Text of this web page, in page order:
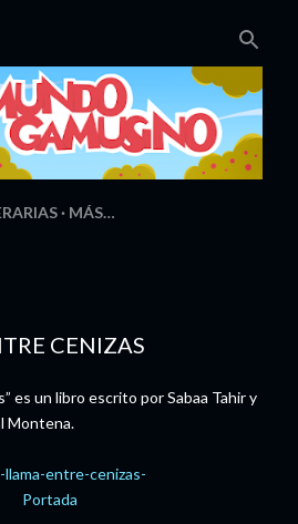
MÁS…
CENIZAS
es un libro escrito por Sabaa Tahir y
Montena.